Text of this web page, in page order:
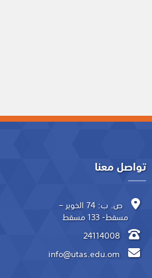
تواصل معنا
ص. ب: 74 الخوير –
مسقط- 133 مسقط
24114008